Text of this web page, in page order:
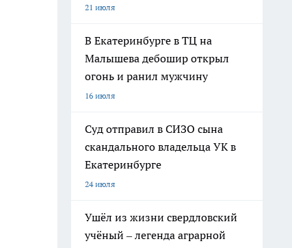
21 июля
В Екатеринбурге в ТЦ на
Малышева дебошир открыл
огонь и ранил мужчину
16 июля
Суд отправил в СИЗО сына
скандального владельца УК в
Екатеринбурге
24 июля
Ушёл из жизни свердловский
учёный – легенда аграрной